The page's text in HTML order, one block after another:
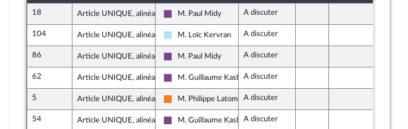
18 Article UNIQUE, alinéa 5
Ensemble pour la République
M. Paul Midy A discuter
104 Article UNIQUE, alinéa 5
Horizons & Indépendants
M. Loïc Kervran A discuter
86 Article UNIQUE, alinéa 5
Ensemble pour la République
M. Paul Midy A discuter
62 Article UNIQUE, alinéa 5
Ensemble pour la République
M. Guillaume KasbarianA discuter
5 Article UNIQUE, alinéa 5
Les Démocrates
M. Philippe LatombeA discuter
54 Article UNIQUE, alinéa 5
Ensemble pour la République
M. Guillaume KasbarianA discuter